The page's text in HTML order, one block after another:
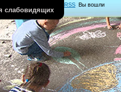
слабовидящих
RSS Вы вошли
Группа "Гости"